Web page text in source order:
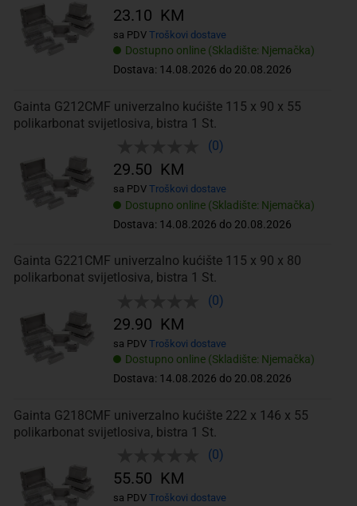
Dostupno online (Skladište: Njemačka)
Dostava: 14.08.2026 do 20.08.2026
23.10 KM
sa PDV Troškovi dostave
Gainta G212CMF univerzalno kućište 115 x 90 x 55
polikarbonat svijetlosiva, bistra 1 St.
(0)
Dostupno online (Skladište: Njemačka)
Dostava: 14.08.2026 do 20.08.2026
29.50 KM
sa PDV Troškovi dostave
Gainta G221CMF univerzalno kućište 115 x 90 x 80
polikarbonat svijetlosiva, bistra 1 St.
(0)
Dostupno online (Skladište: Njemačka)
Dostava: 14.08.2026 do 20.08.2026
29.90 KM
sa PDV Troškovi dostave
Gainta G218CMF univerzalno kućište 222 x 146 x 55
polikarbonat svijetlosiva, bistra 1 St.
(0)
55.50 KM
sa PDV Troškovi dostave